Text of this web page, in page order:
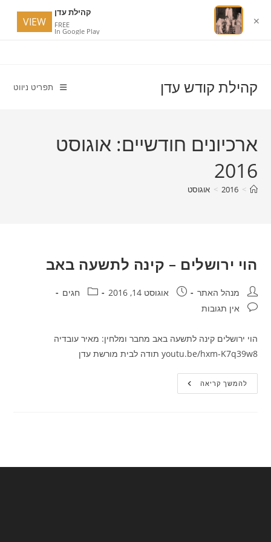
קהילת קודש עדן תפריט ניווט
ארכיונים חודשיים: אוגוסט
2016
>
2016
> אוגוסט
הוי ירושלים – קינה לתשעה באב
מחבר:מנהל האתר פורסם:אוגוסט 14, 2016 קטגוריה:
חגים
תגובות:אין תגובות
הוי ירושלים קינה לתשעה באב מחבר ומלחין: מאיר עובדיה
youtu.be/hxm-K7q39w8 תודה לבית מורשת עדן
להמשך קריאההוי
ירושלים
✕
קהילת עדן
FREE
In Google Play
VIEW